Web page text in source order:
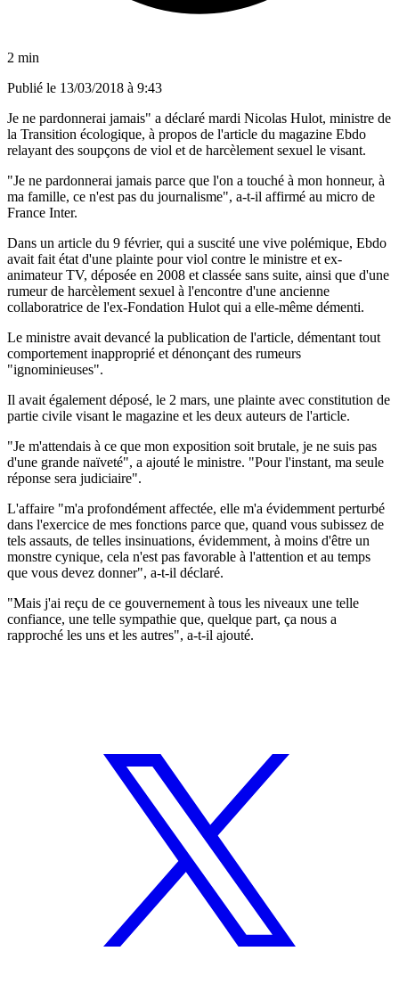
2 min
Publié le 13/03/2018 à 9:43
Je ne pardonnerai jamais" a déclaré mardi Nicolas Hulot, ministre de
la Transition écologique, à propos de l'article du magazine Ebdo
relayant des soupçons de viol et de harcèlement sexuel le visant.
"Je ne pardonnerai jamais parce que l'on a touché à mon honneur, à
ma famille, ce n'est pas du journalisme", a-t-il affirmé au micro de
France Inter.
Dans un article du 9 février, qui a suscité une vive polémique, Ebdo
avait fait état d'une plainte pour viol contre le ministre et ex-
animateur TV, déposée en 2008 et classée sans suite, ainsi que d'une
rumeur de harcèlement sexuel à l'encontre d'une ancienne
collaboratrice de l'ex-Fondation Hulot qui a elle-même démenti.
Le ministre avait devancé la publication de l'article, démentant tout
comportement inapproprié et dénonçant des rumeurs
"ignominieuses".
Il avait également déposé, le 2 mars, une plainte avec constitution de
partie civile visant le magazine et les deux auteurs de l'article.
"Je m'attendais à ce que mon exposition soit brutale, je ne suis pas
d'une grande naïveté", a ajouté le ministre. "Pour l'instant, ma seule
réponse sera judiciaire".
L'affaire "m'a profondément affectée, elle m'a évidemment perturbé
dans l'exercice de mes fonctions parce que, quand vous subissez de
tels assauts, de telles insinuations, évidemment, à moins d'être un
monstre cynique, cela n'est pas favorable à l'attention et au temps
que vous devez donner", a-t-il déclaré.
"Mais j'ai reçu de ce gouvernement à tous les niveaux une telle
confiance, une telle sympathie que, quelque part, ça nous a
rapproché les uns et les autres", a-t-il ajouté.